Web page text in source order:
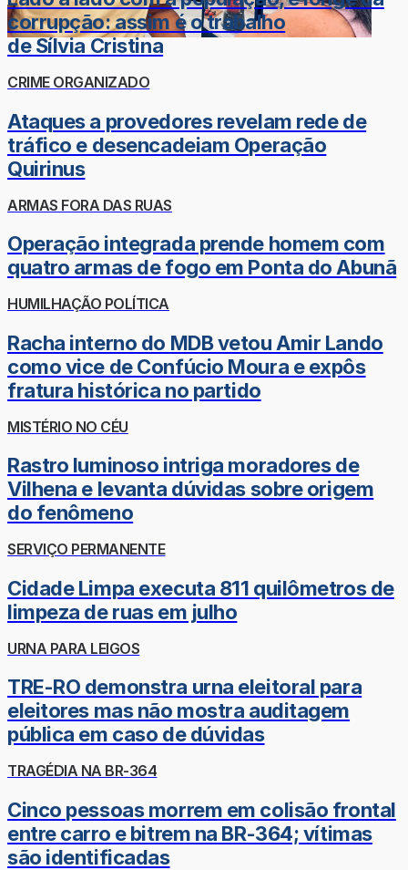
corrupção: assim é o trabalho
de Sílvia Cristina
CRIME ORGANIZADO
Ataques a provedores revelam rede de
tráfico e desencadeiam Operação
Quirinus
ARMAS FORA DAS RUAS
Operação integrada prende homem com
quatro armas de fogo em Ponta do Abunã
HUMILHAÇÃO POLÍTICA
Racha interno do MDB vetou Amir Lando
como vice de Confúcio Moura e expôs
fratura histórica no partido
MISTÉRIO NO CÉU
Rastro luminoso intriga moradores de
Vilhena e levanta dúvidas sobre origem
do fenômeno
SERVIÇO PERMANENTE
Cidade Limpa executa 811 quilômetros de
limpeza de ruas em julho
URNA PARA LEIGOS
TRE-RO demonstra urna eleitoral para
eleitores mas não mostra auditagem
pública em caso de dúvidas
TRAGÉDIA NA BR-364
Cinco pessoas morrem em colisão frontal
entre carro e bitrem na BR-364; vítimas
são identificadas